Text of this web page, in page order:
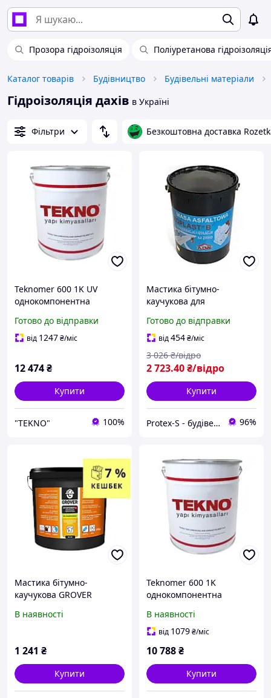
Прозора гідроізоляція Поліуретанова
Каталог товарів Будівництво Будівельні матеріали
Гідроізоляція дахів в Україні
Фільтри Безкоштовна доставка
Teknomer 600 1K UV
однокомпонентна
гідроізоляція для дахів,
терас і балконів 25 кг.
Готово до відправки
від 1247₴/міс
12 474₴
Купити
"TEKNO" 100%
Мастика бітумно-
каучукова для
даху ADW Izoplast B, 24 кг
Готово до відправки
від454₴/міс
2 723.40₴/відро
3 026 ₴/відро
Купити
Protex-S - будівельний інтернет-магазин 96%
Мастика бітумно-
каучукова GROVER
гідроізоляції дах чорної
В наявності
1 241 ₴
Купити
Teknomer 600 1K
однокомпонентна
гідроізоляція для дахів,
терас, балконів та
В наявності
від 1079₴/міс
10 788₴
Купити